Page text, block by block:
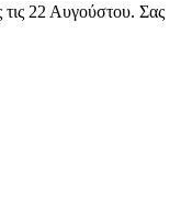
τις 22 Αυγούστου. Σας